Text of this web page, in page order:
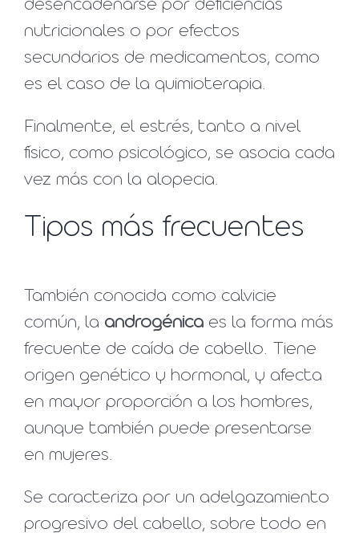
desencadenarse por deficiencias
nutricionales o por efectos
secundarios de medicamentos, como
es el caso de la quimioterapia.
Finalmente, el estrés, tanto a nivel
físico, como psicológico, se asocia cada
vez más con la alopecia.
Tipos más frecuentes
También conocida como calvicie
común, la androgénica es la forma más
frecuente de caída de cabello. Tiene
origen genético y hormonal, y afecta
en mayor proporción a los hombres,
aunque también puede presentarse
en mujeres.
Se caracteriza por un adelgazamiento
progresivo del cabello, sobre todo en